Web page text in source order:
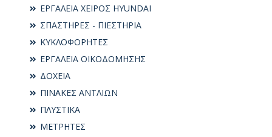
ΕΡΓΑΛΕΙΑ ΧΕΙΡΟΣ HYUNDAI
ΣΠΑΣΤΗΡΕΣ - ΠΙΕΣΤΗΡΙΑ
ΚΥΚΛΟΦΟΡΗΤΕΣ
ΕΡΓΑΛΕΙΑ ΟΙΚΟΔΟΜΗΣΗΣ
ΔΟΧΕΙΑ
ΠΙΝΑΚΕΣ ΑΝΤΛΙΩΝ
ΠΛΥΣΤΙΚΑ
ΜΕΤΡΗΤΕΣ